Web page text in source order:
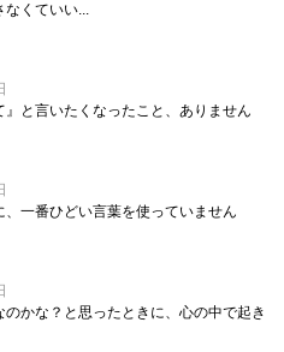
なくていい...
』と言いたくなったこと、ありません
、一番ひどい言葉を使っていません
のかな？と思ったときに、心の中で起き